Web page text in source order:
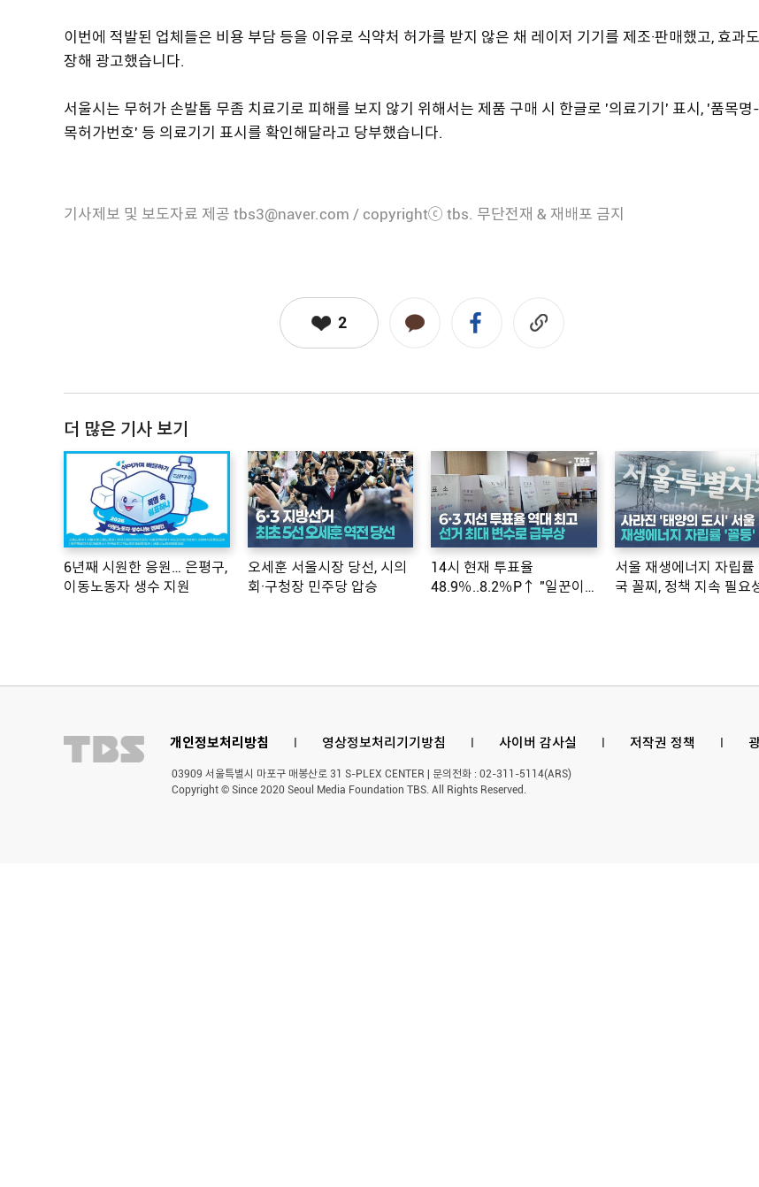
이번에 적발된 업체들은 비용 부담 등을 이유로 식약처 허가를 받지 않은 채 레이저 기기를 제조·판매했고, 효과
장해 광고했습니다.
서울시는 무허가 손발톱 무좀 치료기로 피해를 보지 않기 위해서는 제품 구매 시 한글로 '의료기기' 표시, '품목명
목허가번호' 등 의료기기 표시를 확인해달라고 당부했습니다.
기사제보 및 보도자료 제공 tbs3@naver.com / copyrightⓒ tbs. 무단전재 & 재배포 금지
2
더 많은 기사 보기
6년째 시원한 응원… 은평구,
이동노동자 생수 지원
오세훈 서울시장 당선, 시의
회·구청장 민주당 압승
14시 현재 투표율
48.9％..8.2％P↑ "일꾼이
서울 재생에너지 자립률
국 꼴찌, 정책 지속 필요
개인정보처리방침 l 영상정보처리기기방침 l 사이버 감사실 l 저작권 정책 l
03909 서울특별시 마포구 매봉산로 31 S-PLEX CENTER | 문의전화 : 02-311-5114(ARS)
Copyright © Since 2020 Seoul Media Foundation TBS. All Rights Reserved.